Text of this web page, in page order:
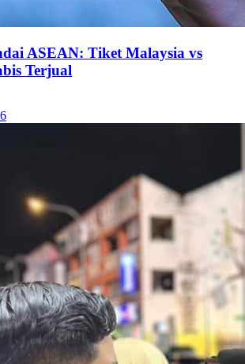
ASEAN: Tiket Malaysia vs
Terjual